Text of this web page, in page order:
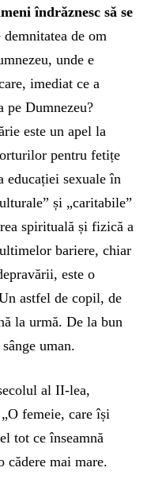
îndrăznesc să se
demnitatea de om
unde e
imediat ce a
pe Dumnezeu?
este un apel la
pentru fetițe
educației sexuale în
și „caritabile”
spirituală și fizică a
bariere, chiar
este o
astfel de copil, de
la urmă. De la bun
uman.
al II-lea,
femeie, care își
tot ce înseamnă
cădere mai mare.